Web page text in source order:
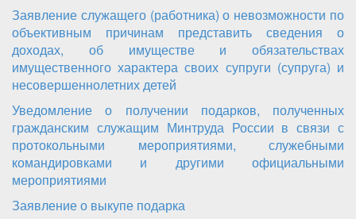
Заявление служащего (работника) о невозможности по
объективным причинам представить сведения о
доходах, об имуществе и обязательствах
имущественного характера своих супруги (супруга) и
несовершеннолетних детей
Уведомление о получении подарков, полученных
гражданским служащим Минтруда России в связи с
протокольными мероприятиями, служебными
командировками и другими официальными
мероприятиями
Заявление о выкупе подарка